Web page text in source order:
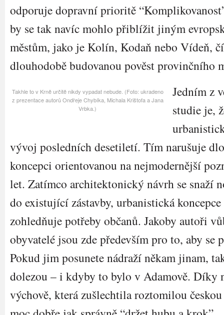
odporuje dopravní prioritě
by se tak navíc mohlo přiblížit jiným
městům, jako je Kolín, Kodaň nebo Vídeň,
dlouhodobě budovanou pověst provinčního
Takhle to v Krně určitě nikdy vypadat nebude. (Foto: ukradeno
z prezentace autorů Ondřeje Chybíka, Michala Krištofa a Jana
Vrbka.)
Jedním z
studie je,
vývoj posledních desetiletí. Tím narušuje
koncepci orientovanou na nejmodernější
let. Zatímco architektonický návrh se snaží
do existující zástavby, urbanistická koncepce
zohledňuje potřeby občanů. Jakoby autoři
obyvatelé jsou zde především pro to, aby se
Pokud jim posunete nádraží někam jinam,
dolezou – i kdyby to bylo v Adamově. Díky
výchově, která zušlechtila roztomilou